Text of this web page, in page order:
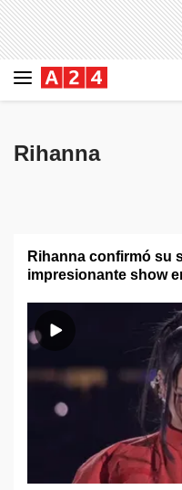
Rihanna
Rihanna confirmó su
impresionante show